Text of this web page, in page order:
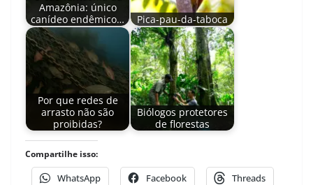
Amazônia: único
canídeo endêmico…
Pica-pau-da-taboca
Por que redes de
arrasto não são
proibidas?
Biólogos protetores
de florestas
Compartilhe isso:
WhatsApp Facebook Threads